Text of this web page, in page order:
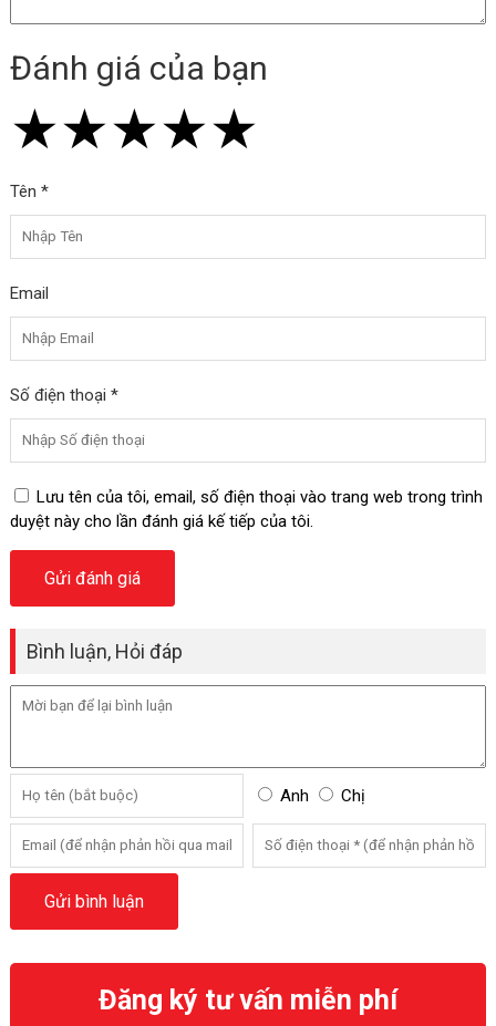
Đánh giá của bạn
★
★★
★★★
★★★★
★★★★★
Tên *
Email
Số điện thoại *
Lưu tên của tôi, email, số điện thoại vào trang web trong trình
duyệt này cho lần đánh giá kế tiếp của tôi.
Bình luận, Hỏi đáp
Anh Chị
Đăng ký tư vấn miễn phí